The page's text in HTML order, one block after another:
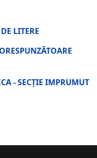
LITERE
- SECȚIE IMPRUMUT